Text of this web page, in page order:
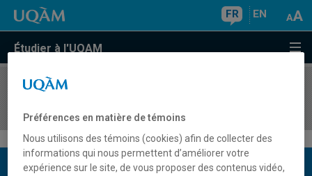
FR EN
Étudier à l'UQAM
COURS//
Description du cours
Préférences en matière de témoins
Nous utilisons des témoins (cookies) afin de collecter des
informations qui nous permettent d’améliorer votre
expérience sur le site, de vous proposer des contenus vidéo,